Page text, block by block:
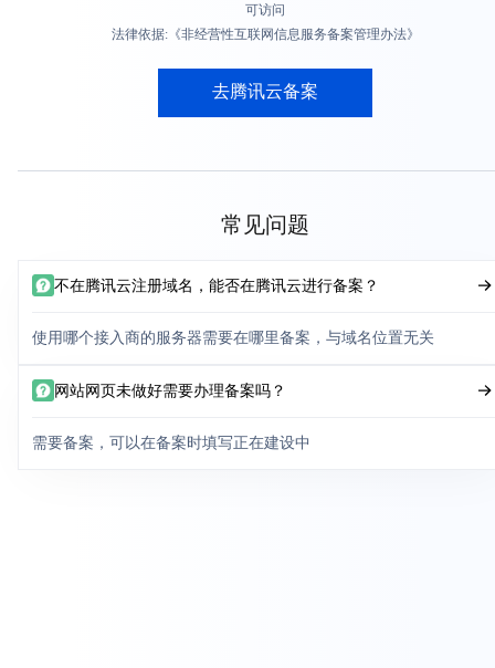
可访问
法律依据:《非经营性互联网信息服务备案管理办法》
去腾讯云备案
常见问题
不在腾讯云注册域名，能否在腾讯云进行备案？
使用哪个接入商的服务器需要在哪里备案，与域名位置无关
网站网页未做好需要办理备案吗？
需要备案，可以在备案时填写正在建设中